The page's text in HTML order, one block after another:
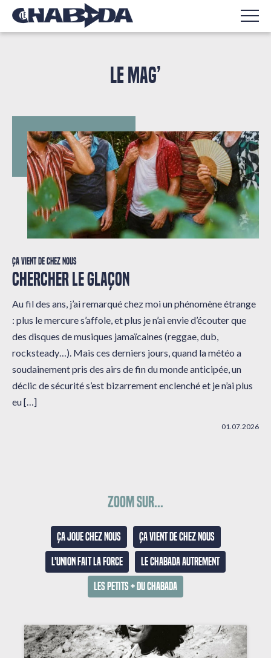
LE MAG’
Ça vient de chez nous
CHERCHER LE GLAÇON
Au fil des ans, j’ai remarqué chez moi un phénomène étrange
: plus le mercure s’affole, et plus je n’ai envie d’écouter que
des disques de musiques jamaïcaines (reggae, dub,
rocksteady…). Mais ces derniers jours, quand la météo a
soudainement pris des airs de fin du monde anticipée, un
déclic de sécurité s’est bizarrement enclenché et je n’ai plus
eu […]
01.07.2026
Zoom sur...
Ça joue chez nous
Ça vient de chez nous
L'union fait la force
Le Chabada autrement
Les petits + du Chabada